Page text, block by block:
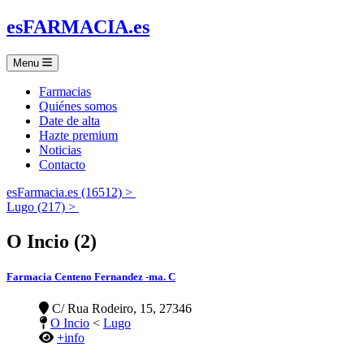
esFARMACIA.es
Menu
Farmacias
Quiénes somos
Date de alta
Hazte premium
Noticias
Contacto
esFarmacia.es (16512) >
Lugo (217) >
O Incio (2)
Farmacia Centeno Fernandez -ma. C
C/ Rua Rodeiro, 15, 27346
O Incio < Lugo
+info